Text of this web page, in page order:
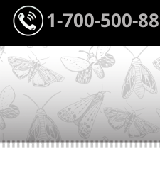
1-700-500-